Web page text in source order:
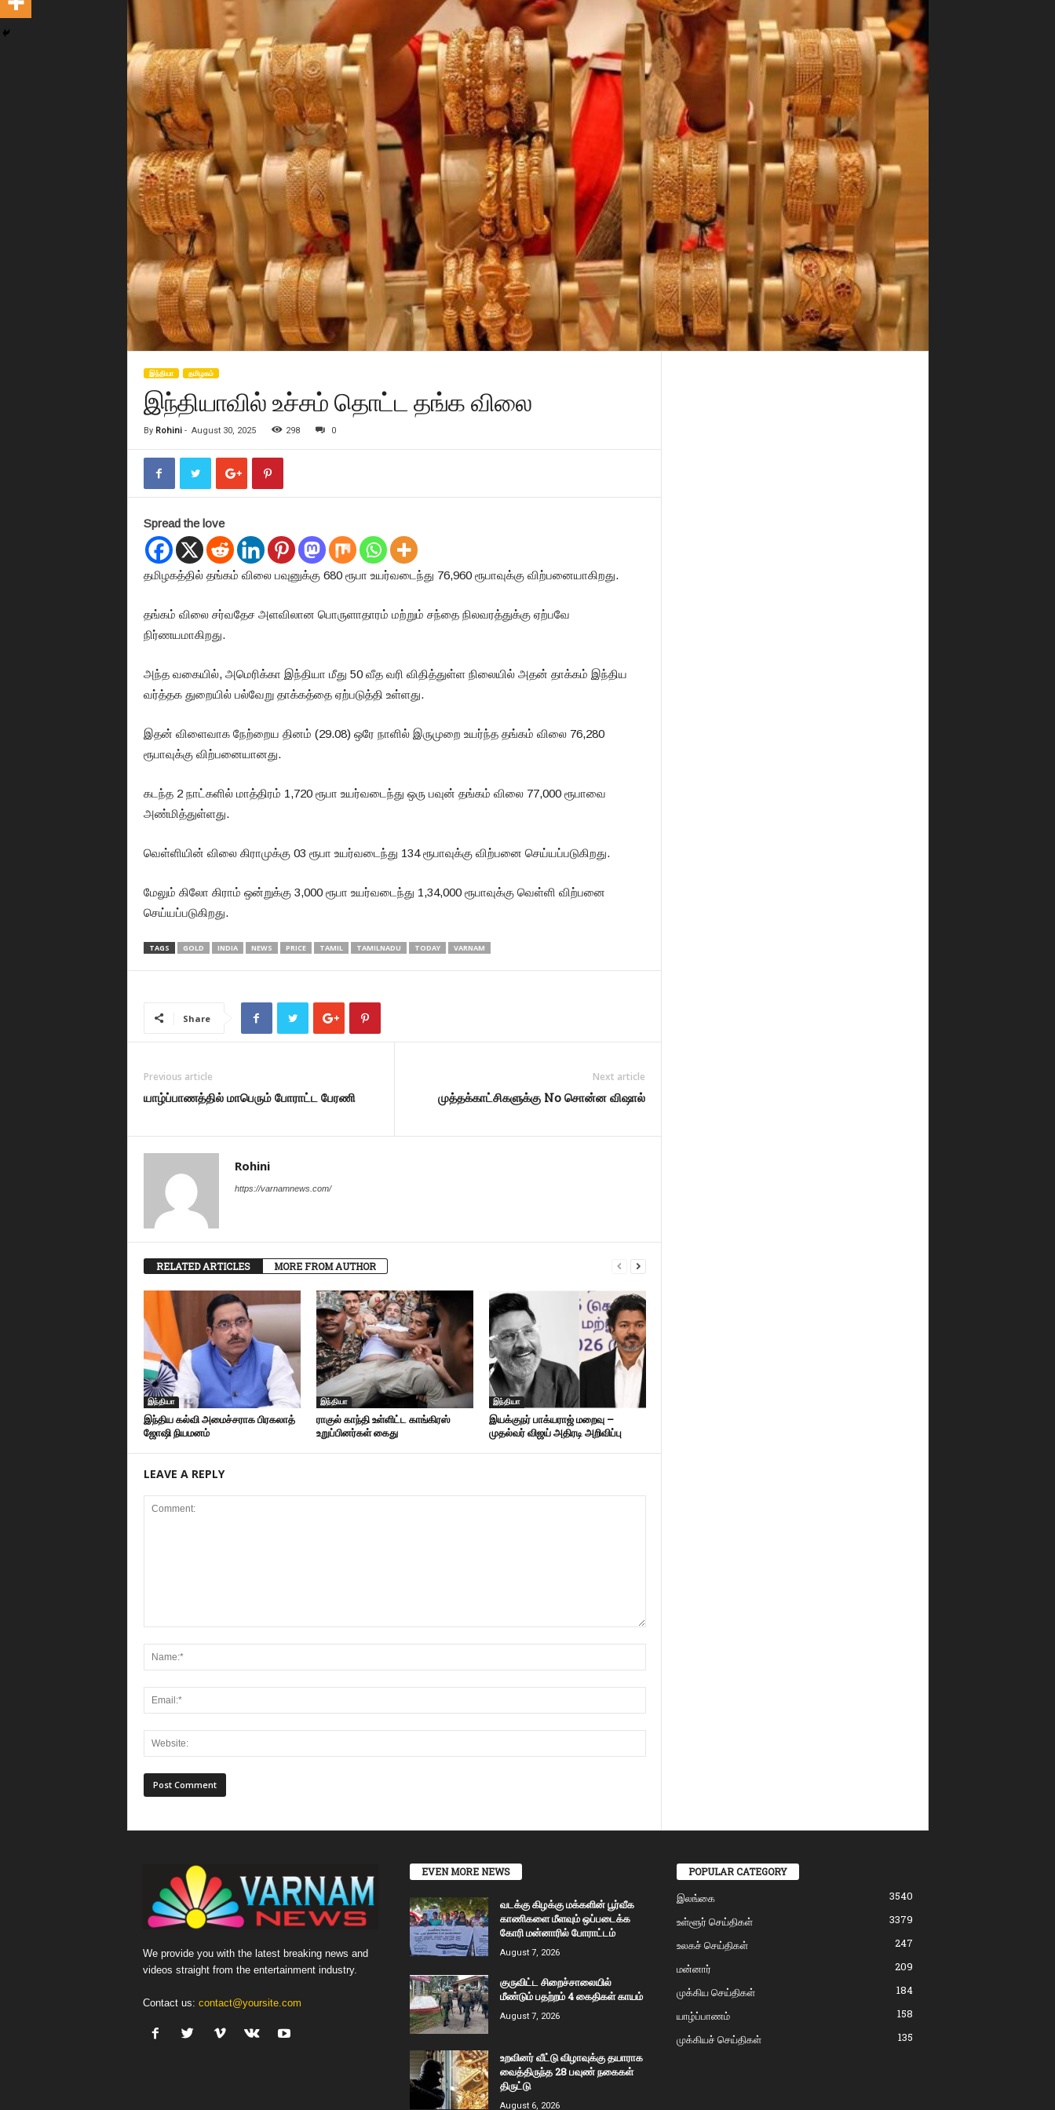
இந்தியா த‌மிழக‌ம்
இந்தியாவில் உச்சம் தொட்ட தங்க விலை
By Rohini- August 30, 2025 298 0
Spread the love
தமிழகத்தில் தங்கம் விலை பவுனுக்கு 680 ரூபா உயர்வடைந்து 76,960 ரூபாவுக்கு விற்பனையாகிறது.
தங்கம் விலை சர்வதேச அளவிலான பொருளாதாரம் மற்றும் சந்தை நிலவரத்துக்கு ஏற்பவே
நிர்ணயமாகிறது.
அந்த வகையில், அமெரிக்கா இந்தியா மீது 50 வீத வரி விதித்துள்ள நிலையில் அதன் தாக்கம் இந்திய
வர்த்தக துறையில் பல்வேறு தாக்கத்தை ஏற்படுத்தி உள்ளது.
இதன் விளைவாக நேற்றைய தினம் (29.08) ஒரே நாளில் இருமுறை உயர்ந்த தங்கம் விலை 76,280
ரூபாவுக்கு விற்பனையானது.
கடந்த 2 நாட்களில் மாத்திரம் 1,720 ரூபா உயர்வடைந்து ஒரு பவுன் தங்கம் விலை 77,000 ரூபாவை
அண்மித்துள்ளது.
வெள்ளியின் விலை கிராமுக்கு 03 ரூபா உயர்வடைந்து 134 ரூபாவுக்கு விற்பனை செய்யப்படுகிறது.
மேலும் கிலோ கிராம் ஒன்றுக்கு 3,000 ரூபா உயர்வடைந்து 1,34,000 ரூபாவுக்கு வெள்ளி விற்பனை
செய்யப்படுகிறது.
TAGS GOLD INDIA NEWS PRICE TAMIL TAMILNADU TODAY VARNAM
Share
Previous article
யாழ்ப்பாணத்தில் மாபெரும் போராட்ட பேரணி
Next article
முத்தக்காட்சிகளுக்கு No சொன்ன விஷால்
Rohini
https://varnamnews.com/
RELATED ARTICLES MORE FROM AUTHOR
இந்தியா
இந்திய கல்வி அமைச்சராக பிரகலாத்
ஜோஷி நியமனம்
இந்தியா
ராகுல் காந்தி உள்ளிட்ட காங்கிரஸ்
உறுப்பினர்கள் கைது
இந்தியா
இயக்குநர் பாக்யராஜ் மறைவு –
முதல்வர் விஜய் அதிரடி அறிவிப்பு
LEAVE A REPLY
We provide you with the latest breaking news and
videos straight from the entertainment industry.
Contact us: contact@yoursite.com
EVEN MORE NEWS
வடக்கு கிழக்கு மக்களின் பூர்வீக
காணிகளை மீளவும் ஒப்படைக்க
கோரி மன்னாரில் போராட்டம்
August 7, 2026
குருவிட்ட சிறைச்சாலையில்
மீண்டும் பதற்றம் 4 கைதிகள் காயம்
August 7, 2026
உறவினர் வீட்டு விழாவுக்கு தயாராக
வைத்திருந்த 28 பவுண் நகைகள்
திருட்டு
August 6, 2026
POPULAR CATEGORY
இலங்கை
3540
உள்ளூர் செய்திகள்
3379
உலகச் செய்திகள்
247
மன்னார்
209
முக்கிய செய்திகள்
184
யாழ்ப்பாணம்
158
முக்கியச் செய்திகள்
135